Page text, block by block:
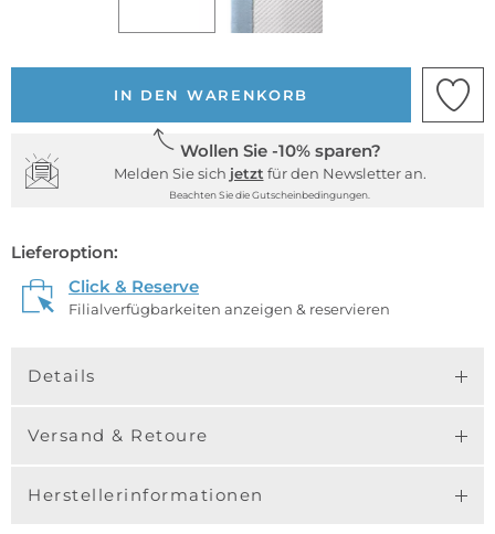
IN DEN WARENKORB
Wollen Sie -10% sparen?
Melden Sie sich jetzt für den Newsletter an.
Beachten Sie die Gutscheinbedingungen.
Lieferoption:
Click & Reserve
Filialverfügbarkeiten anzeigen & reservieren
Details
Versand & Retoure
Herstellerinformationen